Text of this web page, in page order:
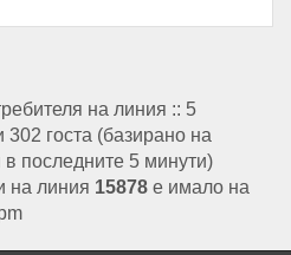
на линия :: 5
302 госта (базирано на
в последните 5 минути)
на линия 15878 е имало на